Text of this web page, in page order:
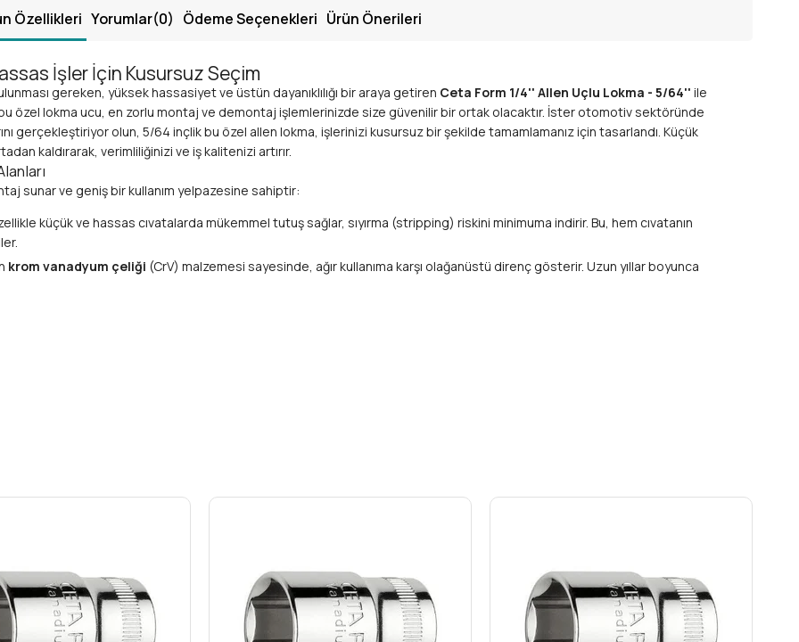
Özellikleri Yorumlar(0) Ödeme Seçenekleri Ürün Önerileri
İşler İçin Kusursuz Seçim
gereken, yüksek hassasiyet ve üstün dayanıklılığı bir araya getiren Ceta Form 1/4'' Allen Uçlu Lokma - 5/64'' ile
özel lokma ucu, en zorlu montaj ve demontaj işlemlerinizde size güvenilir bir ortak olacaktır. İster otomotiv sektöründe
gerçekleştiriyor olun, 5/64 inçlik bu özel allen lokma, işlerinizi kusursuz bir şekilde tamamlamanız için tasarlandı. Küçük
kaldırarak, verimliliğinizi ve iş kalitenizi artırır.
sunar ve geniş bir kullanım yelpazesine sahiptir:
küçük ve hassas cıvatalarda mükemmel tutuş sağlar, sıyırma (stripping) riskini minimuma indirir. Bu, hem cıvatanın
krom vanadyum çeliği (CrV) malzemesi sayesinde, ağır kullanıma karşı olağanüstü direnç gösterir. Uzun yıllar boyunca
ucu kullanmak, işlerinizin daha hızlı ve daha az eforla tamamlanmasını sağlar. Zaman ve iş gücü tasarrufu elde edersiniz.
öne çıkan teknik özelliklere sahiptir:
Küçük ve hassas altıgen başlı cıvatalar için ideal.
(CrV) – Aşınmaya, korozyona ve yüksek torka karşı üstün direnç.
korozyon direnci sağlar.